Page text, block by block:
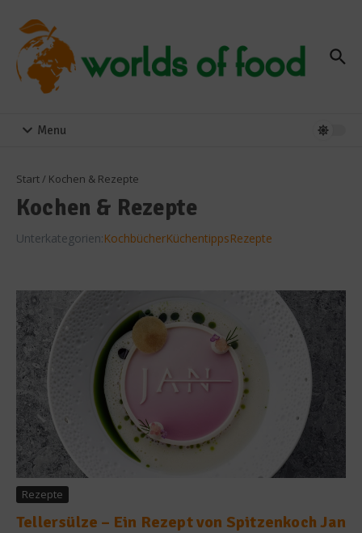
Menu
Start/ Kochen & Rezepte
Kochen & Rezepte
Unterkategorien:KochbücherKüchentippsRezepte
Rezepte
Tellersülze – Ein Rezept von Spitzenkoch Jan